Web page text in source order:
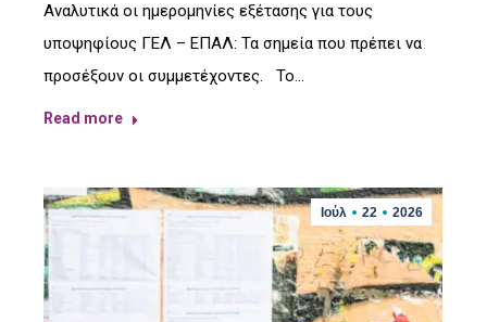
Αναλυτικά οι ημερομηνίες εξέτασης για τους
υποψηφίους ΓΕΛ – ΕΠΑΛ: Τα σημεία που πρέπει να
προσέξουν οι συμμετέχοντες. Το…
Read more
Ιούλ 22 2026